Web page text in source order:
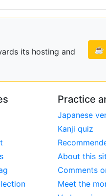
its hosting and
☕
Practice
Japanese
Kanji quiz
About this
Comments
Meet the